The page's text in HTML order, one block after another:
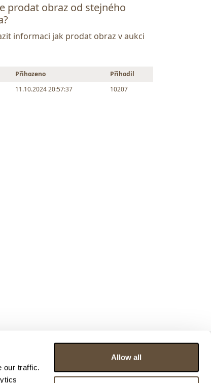
our traffic.
Allow all
prodat obraz od stejného
informaci jak prodat obraz v aukci
Přihozeno
Přihodil
11.10.2024 20:57:37 10207